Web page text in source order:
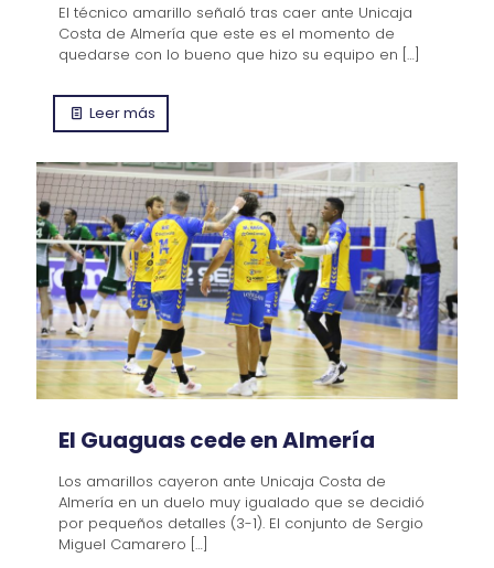
El técnico amarillo señaló tras caer ante Unicaja
Costa de Almería que este es el momento de
quedarse con lo bueno que hizo su equipo en […]
Leer más
El Guaguas cede en Almería
Los amarillos cayeron ante Unicaja Costa de
Almería en un duelo muy igualado que se decidió
por pequeños detalles (3-1). El conjunto de Sergio
Miguel Camarero […]